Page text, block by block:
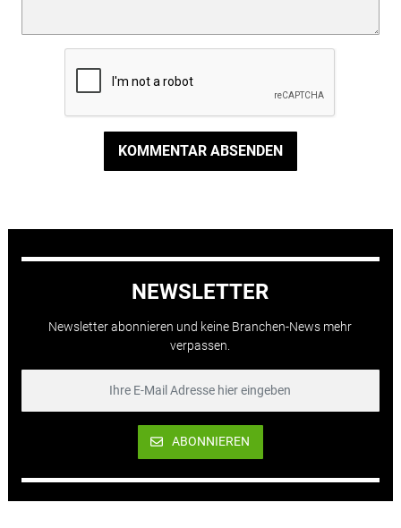
KOMMENTAR ABSENDEN
NEWSLETTER
Newsletter abonnieren und keine Branchen-News mehr
verpassen.
ABONNIEREN